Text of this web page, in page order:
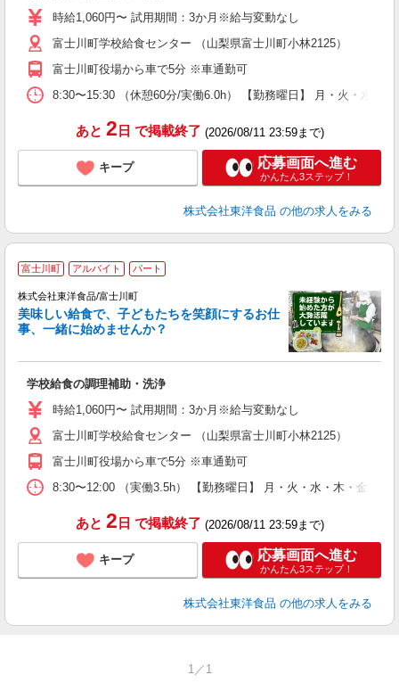
時給1,060円〜 試用期間：3か月※給与変動なし
富士川町学校給食センター （山梨県富士川町小林2125）
富士川町役場から車で5分 ※車通勤可
8:30〜15:30 （休憩60分/実働6.0h） 【勤務曜日】 月・火・水
あと 2 日 で掲載終了 (2026/08/11 23:59まで)
キープ 応募画面へ進む
かんたん3ステップ！
株式会社東洋食品 の他の求人をみる
富士川町 アルバイト パート
株式会社東洋食品/富士川町
美味しい給食で、子どもたちを笑顔にするお仕
事、一緒に始めませんか？
学校給食の調理補助・洗浄
時給1,060円〜 試用期間：3か月※給与変動なし
富士川町学校給食センター （山梨県富士川町小林2125）
富士川町役場から車で5分 ※車通勤可
8:30〜12:00 （実働3.5h） 【勤務曜日】 月・火・水・木・金 ※
あと 2 日 で掲載終了 (2026/08/11 23:59まで)
キープ 応募画面へ進む
かんたん3ステップ！
株式会社東洋食品 の他の求人をみる
1／1